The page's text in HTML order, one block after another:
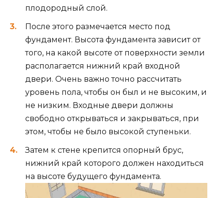
плодородный слой.
После этого размечается место под
фундамент. Высота фундамента зависит от
того, на какой высоте от поверхности земли
располагается нижний край входной
двери. Очень важно точно рассчитать
уровень пола, чтобы он был и не высоким, и
не низким. Входные двери должны
свободно открываться и закрываться, при
этом, чтобы не было высокой ступеньки.
Затем к стене крепится опорный брус,
нижний край которого должен находиться
на высоте будущего фундамента.